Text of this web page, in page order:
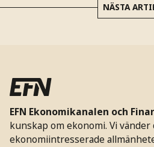
NÄSTA
EFN Ekonomikanalen och
kunskap om ekonomi. Vi vänder
ekonomiintresserade